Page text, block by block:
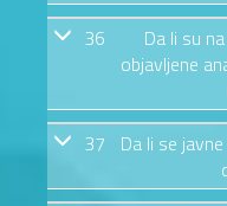
36
Da li su
objavljene
37
Da li se